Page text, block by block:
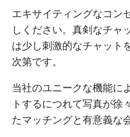
エキサイティングなコン
しください。真剣なチャ
は少し刺激的なチャット
次第です。
当社のユニークな機能に
トするにつれて写真が徐
たマッチングと有意義な